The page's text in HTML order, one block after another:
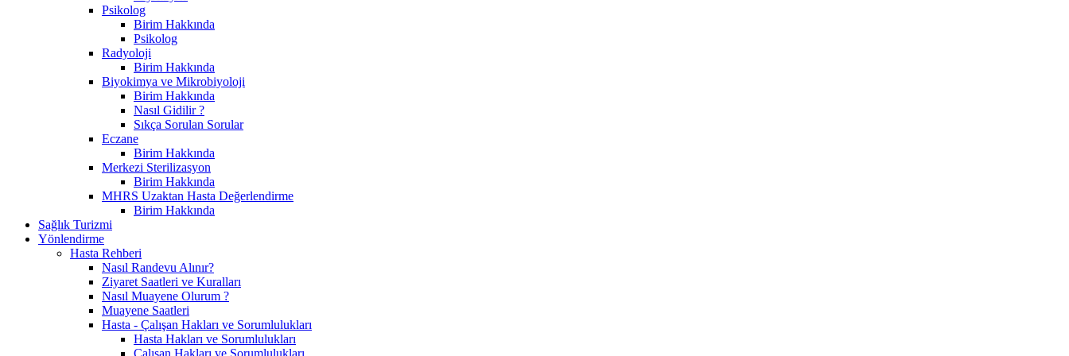
Psikolog
Birim Hakkında
Psikolog
Radyoloji
Birim Hakkında
Biyokimya ve Mikrobiyoloji
Birim Hakkında
Nasıl Gidilir ?
Sıkça Sorulan Sorular
Eczane
Birim Hakkında
Merkezi Sterilizasyon
Birim Hakkında
MHRS Uzaktan Hasta Değerlendirme
Birim Hakkında
Sağlık Turizmi
Yönlendirme
Hasta Rehberi
Nasıl Randevu Alınır?
Ziyaret Saatleri ve Kuralları
Nasıl Muayene Olurum ?
Muayene Saatleri
Hasta - Çalışan Hakları ve Sorumlulukları
Hasta Hakları ve Sorumlulukları
Çalışan Hakları ve Sorumlulukları